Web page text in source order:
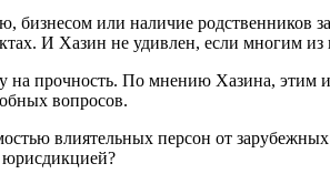
бизнесом или наличие
И Хазин не удивлен, если многим
прочность. По мнению Хазина, этим
вопросов.
влиятельных персон от
юрисдикцией?